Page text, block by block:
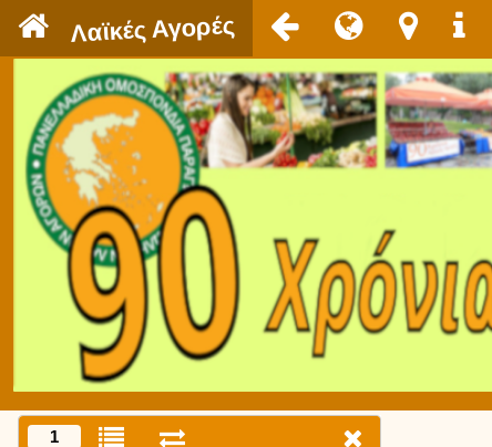
Λαϊκές Αγορές
1